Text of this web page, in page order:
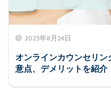
2023年8月24日
オンラインカウンセリ
意点、デメリットを紹介